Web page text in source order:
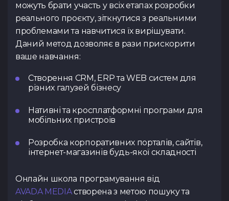
можуть брати участь у всіх етапах розробки
реального проєкту, зіткнутися з реальними
проблемами та навчитися їх вирішувати.
Даний метод дозволяє в рази прискорити
ваше навчання:
Створення CRM, ERP та WEB систем для
різних галузей бізнесу
Нативні та кросплатформні програми для
мобільних пристроїв
Розробка корпоративних порталів, сайтів,
інтернет-магазинів будь-якої складності
Онлайн школа програмування від
AVADA MEDIAстворена з метою пошуку та